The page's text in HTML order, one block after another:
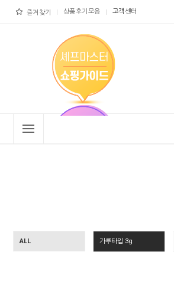
즐겨찾기 상품후기모음 고객센터
ALL 가루타입 3g